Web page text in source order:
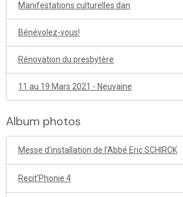
Manifestations culturelles dan
Bénévolez-vous!
Rénovation du presbytère
11 au 19 Mars 2021 - Neuvaine
Album photos
Messe d'installation de l'Abbé Eric SCHIRCK
Recit'Phonie 4